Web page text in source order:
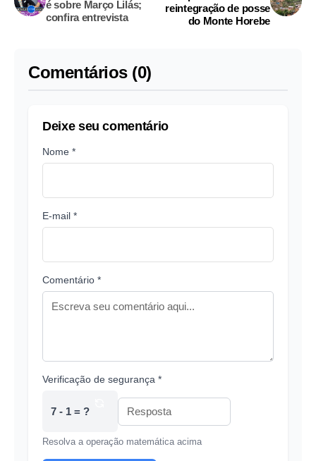
é sobre Março Lilás;
confira entrevista
reintegração de posse
do Monte Horebe
Comentários (0)
Deixe seu comentário
Nome *
E-mail *
Comentário *
Verificação de segurança *
7 - 1 = ?
Resolva a operação matemática acima